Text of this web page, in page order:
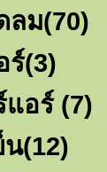
ลม(70)
ร์(3)
แอร์ (7)
น(12)